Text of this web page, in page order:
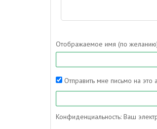
Отображаемое имя (по
Отправить мне письмо на
Конфиденциальность: Ваш